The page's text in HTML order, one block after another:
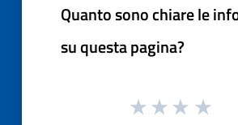
Quanto sono chiare le
su questa pagina?